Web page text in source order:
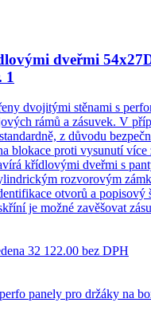
dveřmi
1
dvojitými stěnami s
rámů a zásuvek. V
z důvodu
blokace proti vysunutí více
křídlovými dveřmi s
rozvorovým
otvorů a popisový
je možné zavěšovat
32 122.00 bez DPH